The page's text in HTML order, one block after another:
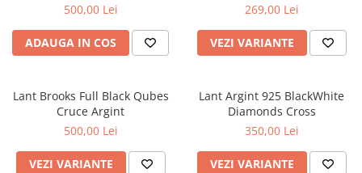
CEASURI DAMA
500,00 Lei
ADAUGA IN COS
269,00 Lei
VEZI VARIANTE
Lant Brooks Full Black Qubes
Cruce Argint
500,00 Lei
VEZI VARIANTE
Lant Argint 925 BlackWhite
Diamonds Cross
350,00 Lei
VEZI VARIANTE